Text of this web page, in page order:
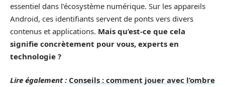
essentiel dans l’écosystème numérique. Sur les appareils
Android, ces identifiants servent de ponts vers divers
contenus et applications. Mais qu’est-ce que cela
signifie concrètement pour vous, experts en
technologie ?
Lire également : Conseils : comment jouer avec l’ombre